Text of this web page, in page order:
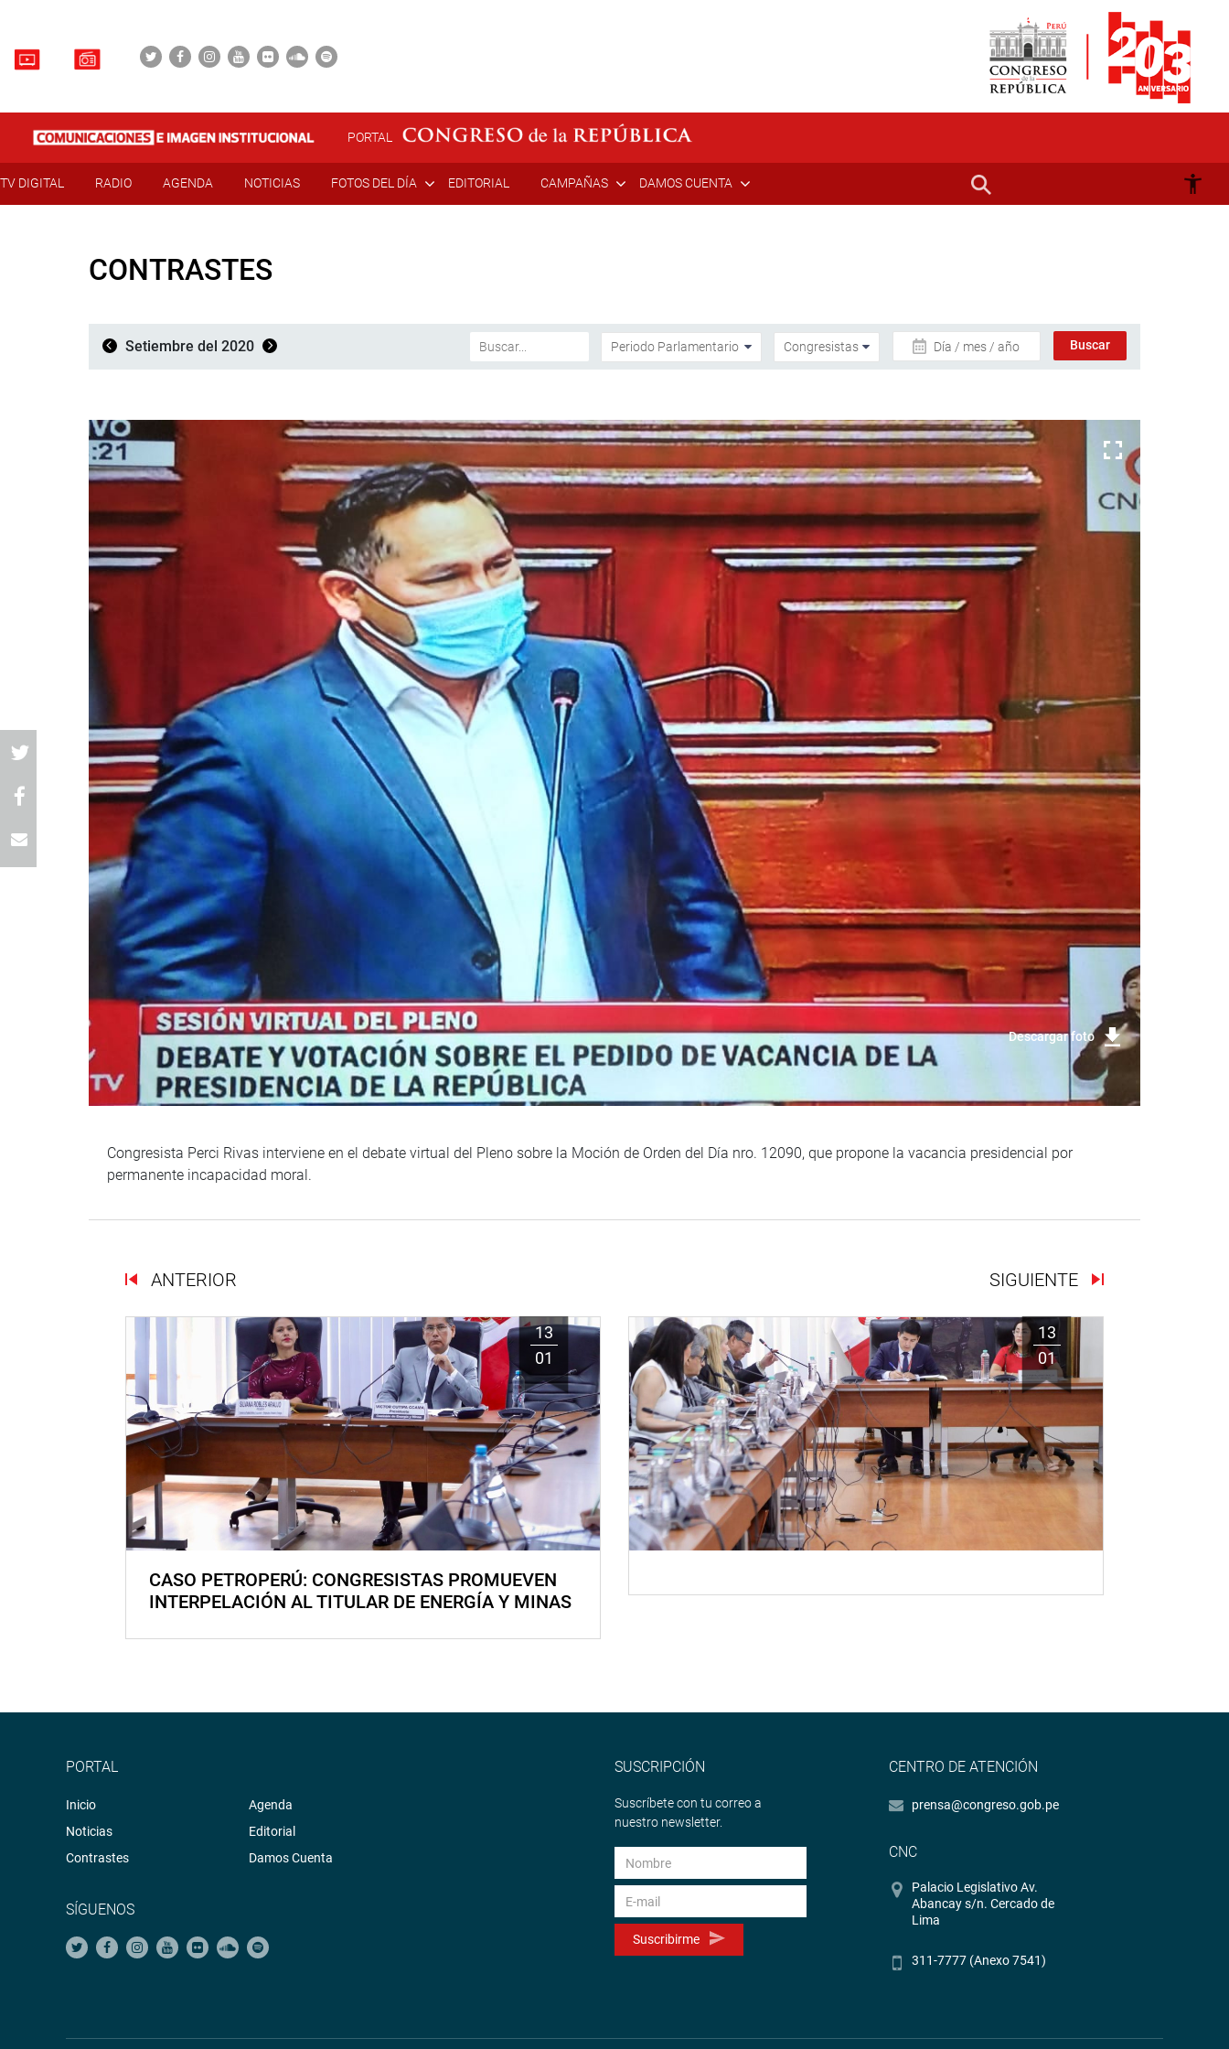
PORTAL
TV DIGITAL RADIO AGENDA NOTICIAS FOTOS DEL DÍA EDITORIAL CAMPAÑAS DAMOS CUENTA
CONTRASTES
Setiembre del 2020 Día / mes / año
Descargar foto
Congresista Perci Rivas interviene en el debate virtual del Pleno sobre la Moción de Orden del Día nro. 12090, que propone la vacancia presidencial por
permanente incapacidad moral.
ANTERIOR SIGUIENTE
13
01
CASO PETROPERÚ: CONGRESISTAS PROMUEVEN
INTERPELACIÓN AL TITULAR DE ENERGÍA Y MINAS
13
01
PORTAL
Inicio
Noticias
Contrastes
Agenda
Editorial
Damos Cuenta
SÍGUENOS
SUSCRIPCIÓN
Suscríbete con tu correo a
nuestro newsletter.
Suscribirme
CENTRO DE ATENCIÓN
prensa@congreso.gob.pe
CNC
Palacio Legislativo Av.
Abancay s/n. Cercado de
Lima
311-7777 (Anexo 7541)